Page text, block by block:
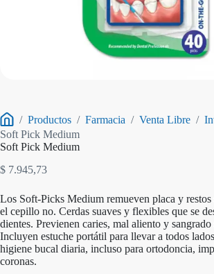
Inicio
/ Productos / Farmacia / Venta Libre /
Soft Pick Medium
Soft Pick Medium
$ 7.945,73
Los Soft-Picks Medium remueven placa y restos
el cepillo no. Cerdas suaves y flexibles que se
dientes. Previenen caries, mal aliento y sangrado
Incluyen estuche portátil para llevar a todos
higiene bucal diaria, incluso para ortodoncia,
coronas.